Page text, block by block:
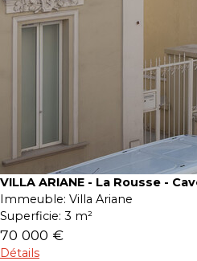
VILLA ARIANE - La Rousse -
Immeuble: Villa Ariane
Superficie: 3 m²
70 000 €
Détails